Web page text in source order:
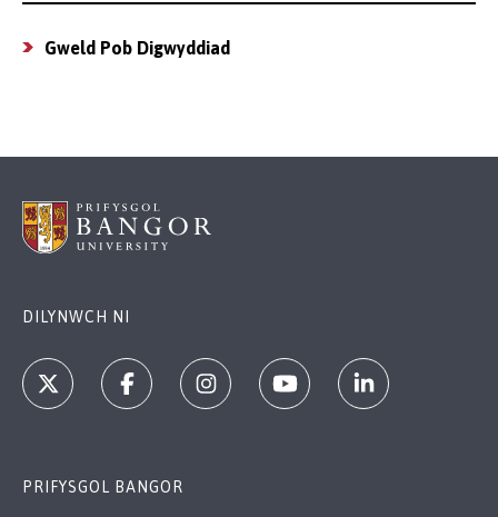
Gweld Pob Digwyddiad
DILYNWCH NI
PRIFYSGOL BANGOR